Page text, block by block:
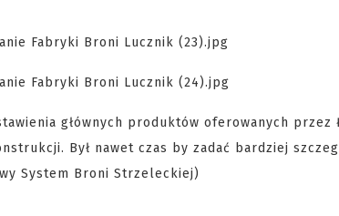
głównych produktów oferowanych
Był nawet czas by zadać bardziej
System Broni Strzeleckiej)